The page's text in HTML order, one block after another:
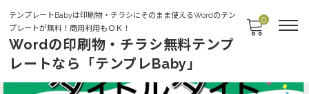
テンプレートBabyは印刷物・チラシにそのまま使えるWordのテン
プレートが無料！商用利用もＯＫ！
Wordの印刷物・チラシ無料テンプ
レートなら「テンプレBaby」
0